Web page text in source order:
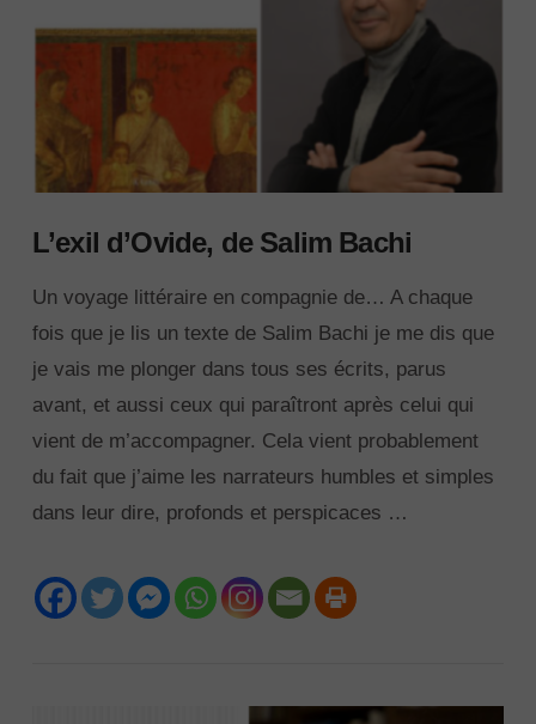
L’exil d’Ovide, de Salim Bachi
Un voyage littéraire en compagnie de… A chaque
fois que je lis un texte de Salim Bachi je me dis que
je vais me plonger dans tous ses écrits, parus
avant, et aussi ceux qui paraîtront après celui qui
vient de m’accompagner. Cela vient probablement
du fait que j’aime les narrateurs humbles et simples
dans leur dire, profonds et perspicaces …